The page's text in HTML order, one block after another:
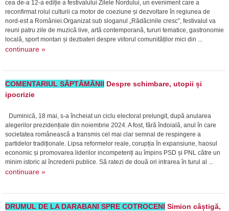
cea de-a 12-a ediție a festivalului Zilele Nordului, un eveniment care a
reconfirmat rolul culturii ca motor de coeziune și dezvoltare în regiunea de
nord-est a României.Organizat sub sloganul „Rădăcinile cresc”, festivalul va
reuni patru zile de muzică live, artă contemporană, tururi tematice, gastronomie
locală, sport montan și dezbateri despre viitorul comunităților mici din ...
continuare »
COMENTARIUL SĂPTĂMÂNII Despre schimbare, utopii și
ipocrizie
Duminică, 18 mai, s-a încheiat un ciclu electoral prelungit, după anularea
alegerilor prezidențiale din noiembrie 2024. A fost, fără îndoială, anul în care
societatea românească a transmis cel mai clar semnal de respingere a
partidelor tradiționale. Lipsa reformelor reale, corupția în expansiune, haosul
economic și promovarea liderilor incompetenți au împins PSD și PNL către un
minim istoric al încrederii publice. Să ratezi de două ori intrarea în turul al ...
continuare »
DRUMUL DE LA DARABANI SPRE COTROCENI Simion câștigă,